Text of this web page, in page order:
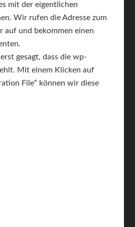
mit der eigentlichen
Wir rufen die Adresse zum
auf und bekommen einen
gesagt, dass die wp-
Mit einem Klicken auf
File“ können wir diese